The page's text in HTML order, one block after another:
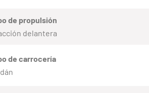
de propulsión
delantera
de carrocería